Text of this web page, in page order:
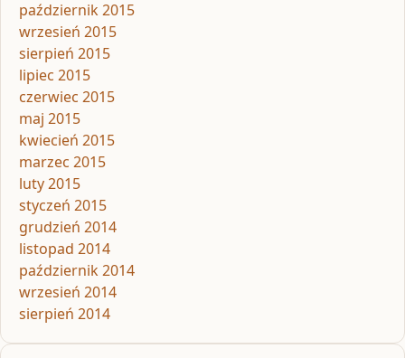
październik 2015
wrzesień 2015
sierpień 2015
lipiec 2015
czerwiec 2015
maj 2015
kwiecień 2015
marzec 2015
luty 2015
styczeń 2015
grudzień 2014
listopad 2014
październik 2014
wrzesień 2014
sierpień 2014